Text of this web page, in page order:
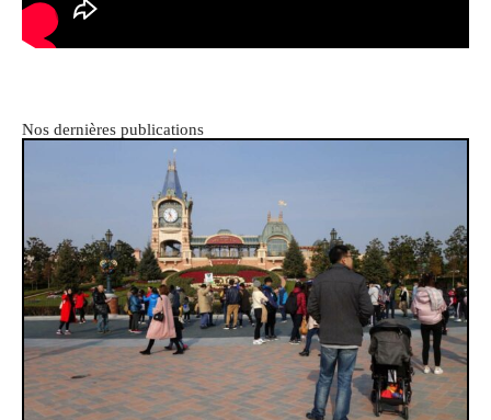
Nos dernières publications